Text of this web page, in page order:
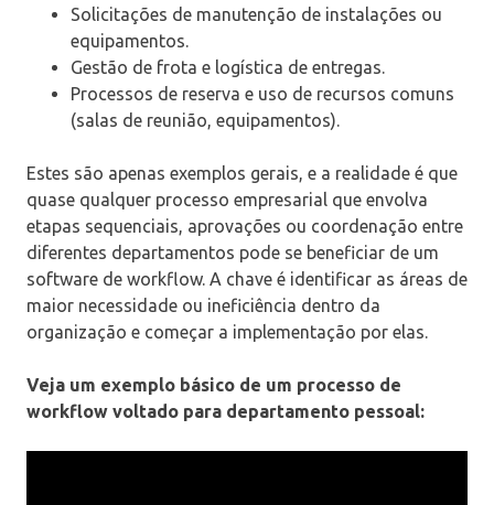
Solicitações de manutenção de instalações ou
equipamentos.
Gestão de frota e logística de entregas.
Processos de reserva e uso de recursos comuns
(salas de reunião, equipamentos).
Estes são apenas exemplos gerais, e a realidade é que
quase qualquer processo empresarial que envolva
etapas sequenciais, aprovações ou coordenação entre
diferentes departamentos pode se beneficiar de um
software de workflow. A chave é identificar as áreas de
maior necessidade ou ineficiência dentro da
organização e começar a implementação por elas.
Veja um exemplo básico de um processo de
workflow voltado para departamento pessoal: